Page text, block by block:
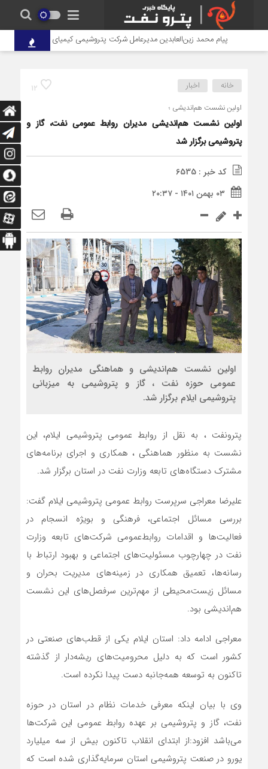
پیام محمد زین‌العابدین مدیرعامل شرکت پتروشیمی کیمیای پارس خاورمیانه به
12 خانه اخبار
اولین نشست هم‌اندیشی ؛
اولین نشست هم‌اندیشی مدیران روابط عمومی نفت، گاز و
پتروشیمی برگزار شد
کد خبر : 6535
۰۳ بهمن ۱۴۰۱ - ۲۰:۳۷
اولین نشست هم‌اندیشی و هماهنگی مدیران روابط
عمومی حوزه نفت ، گاز و پتروشیمی به میزبانی
پتروشیمی ایلام برگزار شد.
پترونفت ، به نقل از روابط عمومی پتروشیمی ایلام، این
نشست به منظور هماهنگی ، همکاری و اجرای برنامه‌های
مشترک دستگاه‌های تابعه وزارت نفت در استان برگزار شد.
علیرضا معراجی سرپرست روابط عمومی پتروشیمی ایلام گفت:
بررسی مسائل اجتماعی، فرهنگی و بویژه انسجام در
فعالیت‌ها و اقدامات روابط‌عمومی شرکت‌های تابعه وزارت
نفت‌ در‌ چهارچوب مسئولیت‌های اجتماعی و بهبود ارتباط با
رسانه‌ها، تعمیق همکاری در زمینه‌های مدیریت بحران و
مسائل زیست‌محیطی از مهم‌ترین سرفصل‌های این نشست
هم‌اندیشی بود.
معراجی ادامه داد: استان ایلام یکی از قطب‌های صنعتی در
کشور است که به دلیل محرومیت‌های ریشه‌دار از گذشته
تاکنون به توسعه همه‌جانبه دست پیدا نکرده است.
وی با بیان اینکه معرفی خدمات نظام در استان در حوزه
نفت، گاز و پتروشیمی بر عهده روابط‌ عمومی این شرکت‌ها
می‌باشد افزود:از ابتدای انقلاب تاکنون بیش از سه میلیارد
یورو در صنعت پتروشیمی استان سرمایه‌گذاری شده است که